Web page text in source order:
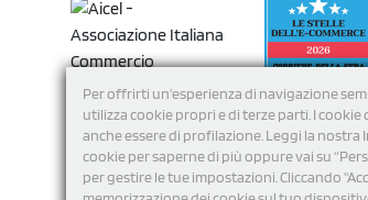
Per offrirti un'esperienza di navigazione
utilizza cookie propri e di terze parti. I
anche essere di profilazione. Leggi la nostra
cookie per saperne di più oppure vai su
per gestire le tue impostazioni. Cliccando